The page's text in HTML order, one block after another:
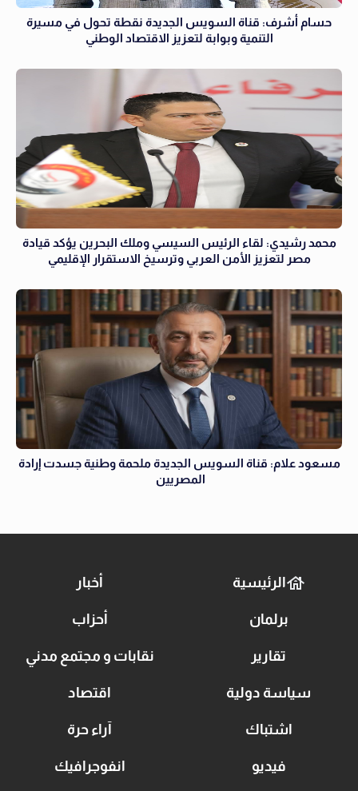
حسام أشرف: قناة السويس الجديدة نقطة تحول في مسيرة
التنمية وبوابة لتعزيز الاقتصاد الوطني
محمد رشيدي: لقاء الرئيس السيسي وملك البحرين يؤكد قيادة
مصر لتعزيز الأمن العربي وترسيخ الاستقرار الإقليمي
مسعود علام: قناة السويس الجديدة ملحمة وطنية جسدت إرادة
المصريين
الرئيسية أخبار
برلمان أحزاب
تقارير نقابات و مجتمع مدني
سياسة دولية اقتصاد
اشتباك آراء حرة
فيديو انفوجرافيك